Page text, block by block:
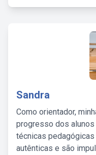
Sandra
Como orientador,
progresso dos
técnicas
autênticas e são